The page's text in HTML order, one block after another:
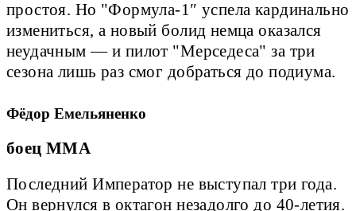
простоя. Но "Формула-1″ успела кардинально
измениться, а новый болид немца оказался
неудачным — и пилот "Мерседеса" за три
сезона лишь раз смог добраться до подиума.
Фёдор Емельяненко
боец ММА
Последний Император не выступал три года.
Он вернулся в октагон незадолго до 40-летия.